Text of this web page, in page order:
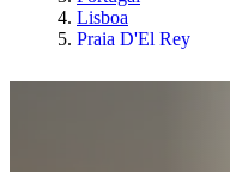
Lisboa
Praia D'El Rey